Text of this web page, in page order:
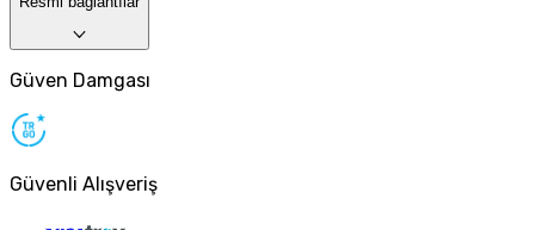
Güven Damgası
Güvenli Alışveriş